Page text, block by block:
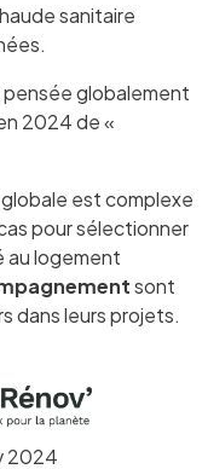
sanitaire
globalement
2024 de «
est complexe
pour sélectionner
au logement
sont
dans leurs projets.
2024